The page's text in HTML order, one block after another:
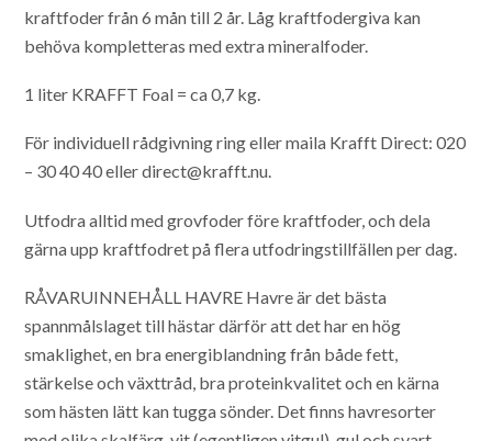
kraftfoder från 6 mån till 2 år. Låg kraftfodergiva kan
behöva kompletteras med extra mineralfoder.
1 liter KRAFFT Foal = ca 0,7 kg.
För individuell rådgivning ring eller maila Krafft Direct: 020
– 30 40 40 eller direct@krafft.nu.
Utfodra alltid med grovfoder före kraftfoder, och dela
gärna upp kraftfodret på flera utfodringstillfällen per dag.
RÅVARUINNEHÅLL HAVRE Havre är det bästa
spannmålslaget till hästar därför att det har en hög
smaklighet, en bra energiblandning från både fett,
stärkelse och växttråd, bra proteinkvalitet och en kärna
som hästen lätt kan tugga sönder. Det finns havresorter